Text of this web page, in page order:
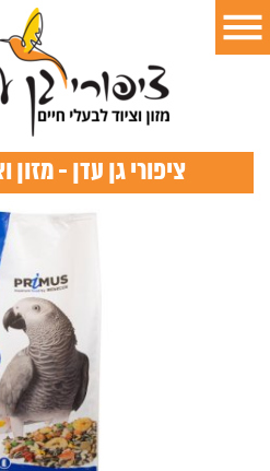
ציפורי גן עדן - מזון